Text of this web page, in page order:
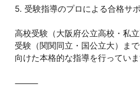
5. 受験指導のプロによる合格サ
高校受験（大阪府公立高校・私
受験（関関同立・国公立大）ま
向けた本格的な指導を行っていま
⸻